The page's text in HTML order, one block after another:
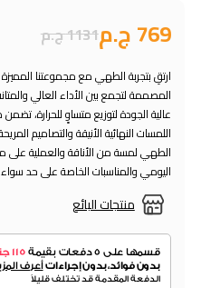
769 ج.م 1131 ج.م
منتجات البائع
ارتقِ بتجربة الطهي مع مجموعتنا
المصممة لتجمع بين الأداء العالي
عالية الجودة لتوزيع متساوٍ للحرارة،
اللمسات النهائية الأنيقة والتصاميم
الطهي لمسة من الأناقة والعملية على
اليومي والمناسبات الخاصة على حد سواء.